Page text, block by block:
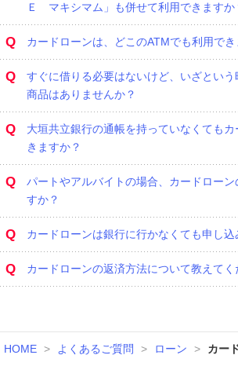
Ｅ マキシマム」も併せて利用できますか
Q カードローンは、どこのATMでも利用でき
Q
すぐに借りる必要はないけど、いざとい
商品はありませんか？
Q
大垣共立銀行の通帳を持っていなくても
きますか？
Q
パートやアルバイトの場合、カードローン
すか？
Q カードローンは銀行に行かなくても申し込
Q カードローンの返済方法について教えてく
HOME > よくあるご質問 > ローン > カー